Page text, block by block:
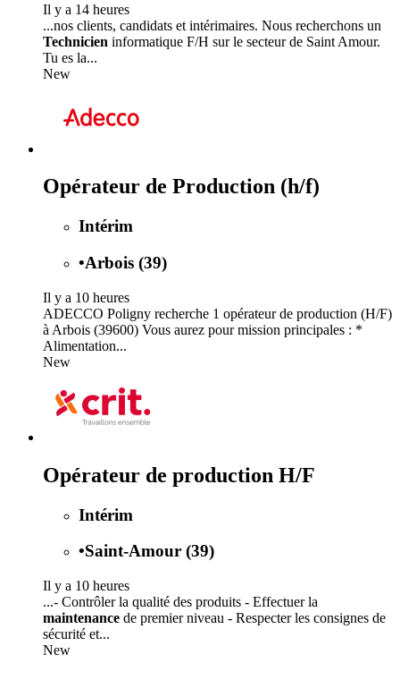
Il y a 14 heures
...nos clients, candidats et intérimaires. Nous recherchons un
Technicien informatique F/H sur le secteur de Saint Amour.
Tu es la...
New
Opérateur de Production (h/f)
Intérim
•Arbois (39)
Il y a 10 heures
ADECCO Poligny recherche 1 opérateur de production (H/F)
à Arbois (39600) Vous aurez pour mission principales : *
Alimentation...
New
Opérateur de production H/F
Intérim
•Saint-Amour (39)
Il y a 10 heures
...- Contrôler la qualité des produits - Effectuer la
maintenance de premier niveau - Respecter les consignes de
sécurité et...
New